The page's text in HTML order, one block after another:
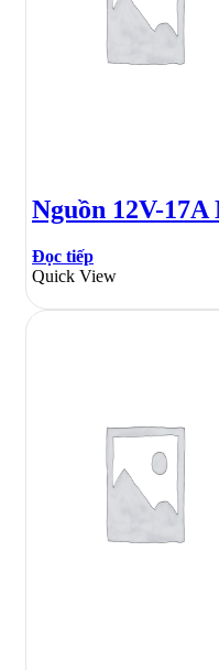
Nguồn 12V-17A
Đọc tiếp
Quick View